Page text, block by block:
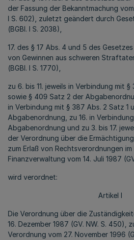
der Fassung der Bekanntmachung
I S. 602), zuletzt geändert durch
(BGBl. I S. 2038),
17. des § 17 Abs. 4 und 5 des
von Gewinnen aus schweren
(BGBl. I S. 1770),
zu 6. bis 11. jeweils in Verbindung mit
sowie § 409 Satz 2 der
in Verbindung mit § 387 Abs. 2 Satz 1
Abgabenordnung, zu 16. in
Abgabenordnung und zu 3. bis 17.
der Verordnung über die
zum Erlaß von Rechtsverordnungen
Finanzverwaltung vom 14. Juli 1987
wird verordnet:
Artikel I
Die Verordnung über die
16. Dezember 1987 (GV. NW. S. 450),
Verordnung vom 27. November 1996